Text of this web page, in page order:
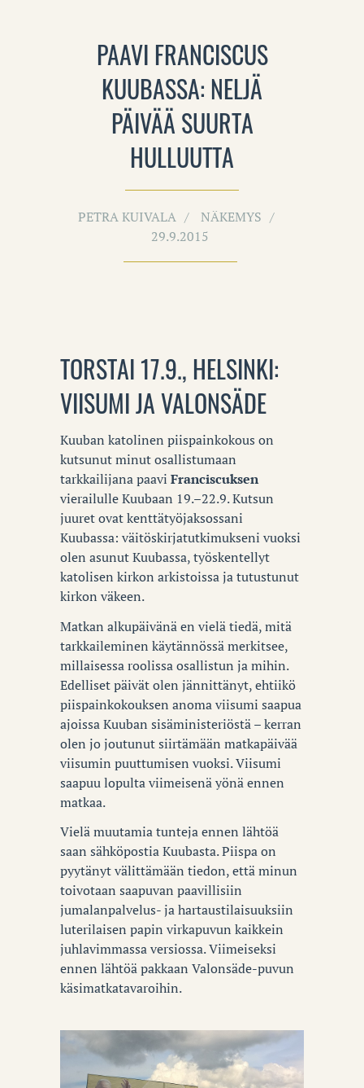
PAAVI FRANCISCUS
KUUBASSA: NELJÄ
PÄIVÄÄ SUURTA
HULLUUTTA
PETRA KUIVALA
NÄKEMYS
29.9.2015
TORSTAI 17.9., HELSINKI:
VIISUMI JA VALONSÄDE
Kuuban katolinen piispainkokous on
kutsunut minut osallistumaan
tarkkailijana paavi Franciscuksen
vierailulle Kuubaan 19.–22.9. Kutsun
juuret ovat kenttätyöjaksossani
Kuubassa: väitöskirjatutkimukseni vuoksi
olen asunut Kuubassa, työskentellyt
katolisen kirkon arkistoissa ja tutustunut
kirkon väkeen.
Matkan alkupäivänä en vielä tiedä, mitä
tarkkaileminen käytännössä merkitsee,
millaisessa roolissa osallistun ja mihin.
Edelliset päivät olen jännittänyt, ehtiikö
piispainkokouksen anoma viisumi saapua
ajoissa Kuuban sisäministeriöstä – kerran
olen jo joutunut siirtämään matkapäivää
viisumin puuttumisen vuoksi. Viisumi
saapuu lopulta viimeisenä yönä ennen
matkaa.
Vielä muutamia tunteja ennen lähtöä
saan sähköpostia Kuubasta. Piispa on
pyytänyt välittämään tiedon, että minun
toivotaan saapuvan paavillisiin
jumalanpalvelus- ja hartaustilaisuuksiin
luterilaisen papin virkapuvun kaikkein
juhlavimmassa versiossa. Viimeiseksi
ennen lähtöä pakkaan Valonsäde-puvun
käsimatkatavaroihin.